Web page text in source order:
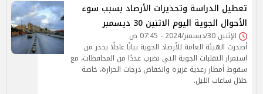
تعطيل الدراسة وتحذيرات الأرصاد بسبب سوء
الأحوال الجوية اليوم الاثنين 30 ديسمبر
الإثنين 30/ديسمبر/2024 - 07:45 ص
أصدرت الهيئة العامة للأرصاد الجوية بيانًا عاجلًا يحذر من
استمرار التقلبات الجوية التي تضرب عددًا من المحافظات، مع
سقوط أمطار رعدية غزيرة وانخفاض درجات الحرارة، خاصة
خلال ساعات الليل.